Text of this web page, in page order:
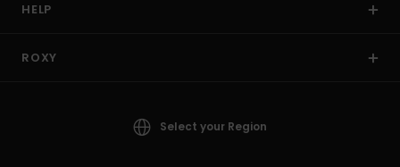
HELP
ROXY
Select your Region